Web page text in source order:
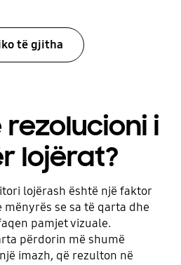
të gjitha
rezolucioni i
lojërat?
lojërash është një faktor
se sa të qarta dhe
pamjet vizuale.
përdorin më shumë
imazh, që rezulton në